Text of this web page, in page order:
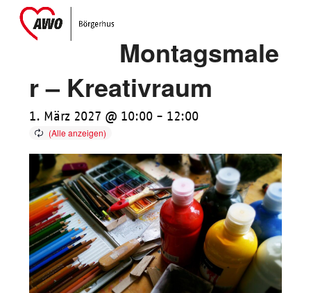
SkipOpen
mobile
Close
mobile
Montagsmale
r – Kreativraum
1. März 2027 @ 10:00 - 12:00